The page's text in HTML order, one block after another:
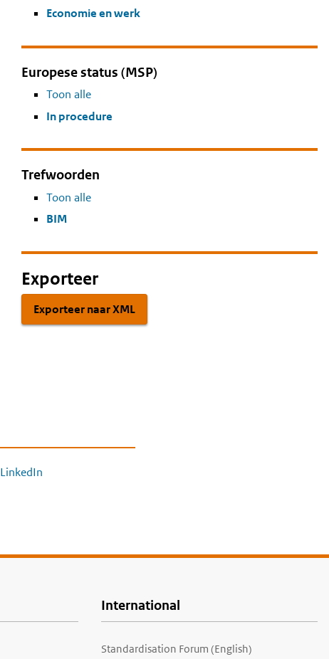
Economie en werk
Europese status (MSP)
Toon alle
In procedure
Trefwoorden
Toon alle
BIM
Exporteer
Exporteer naar XML
LinkedIn
International
Standardisation Forum (English)